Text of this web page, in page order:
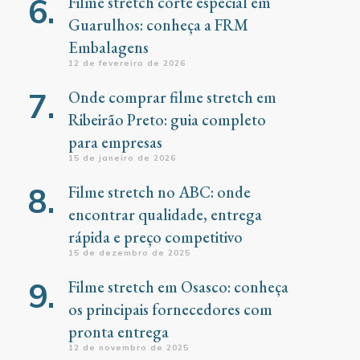
Guarulhos: conheça a FRM
Embalagens
12 de fevereiro de 2026
Onde comprar filme stretch em
Ribeirão Preto: guia completo
para empresas
15 de janeiro de 2026
Filme stretch no ABC: onde
encontrar qualidade, entrega
rápida e preço competitivo
15 de dezembro de 2025
Filme stretch em Osasco: conheça
os principais fornecedores com
pronta entrega
12 de novembro de 2025